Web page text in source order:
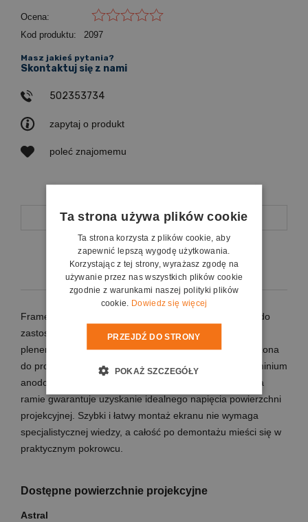
Ocena:
Kod produktu:
2097
zapytaj o produkt
poleć znajomemu
Masz jakieś pytania?
Skontaktuj się z nami
502353734
Opis
Koszty dostawy
Frame Mobil to seria przenośnych ekranów ramowych do
zastosowania w pomieszczeniach zamkniętych lub w
plenerze, w zależności od użytej powierzchni przeznaczona
do projekcji przedniej lub tylnej. Rama wykonana z aluminium
anodowanego na kolor czarny. Rozciągnięcie ekranu na
ramie gwarantuje uzyskanie idealnego napięcia powierzchni
projekcyjnej. Szybki i łatwy montaż ekranu nie wymaga
specjalistycznej wiedzy, a całość po demontażu mieści się w
praktycznym pokrowcu.
Dostępne powierzchnie projekcyjne
Astral
Ta strona używa plików cookie
Ta strona korzysta z plików cookie, aby
zapewnić lepszą wygodę użytkowania.
Korzystając z tej strony, wyrażasz zgodę na
używanie przez nas wszystkich plików cookie
zgodnie z warunkami naszej polityki plików
cookie. Dowiedz się więcej
PRZEJDŹ DO STRONY
POKAŻ SZCZEGÓŁY